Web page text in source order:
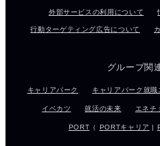
外部サービスの利用について
行動ターゲティング広告について